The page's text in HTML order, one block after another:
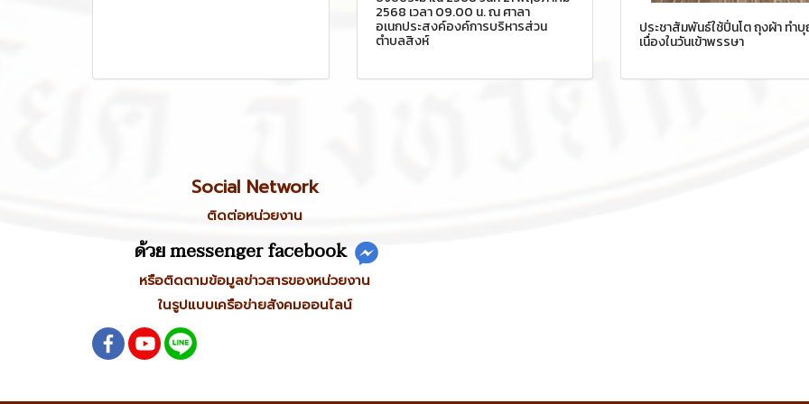
2568 เวลา 09.00 น. ณ ศาลา
อเนกประสงค์องค์การบริหารส่วน
ตำบลสิงห์
ประชาสัมพันธ์ใช้ปิ่นโต ถุงผ้า ทำ
เนื่องในวันเข้าพรรษา
Social Network
ติดต่อหน่วยงาน
ด้วย messenger facebook
หรือติดตามข้อมูลข่าวสารของหน่วยงาน
ในรูปแบบเครือข่ายสังคมออนไลน์